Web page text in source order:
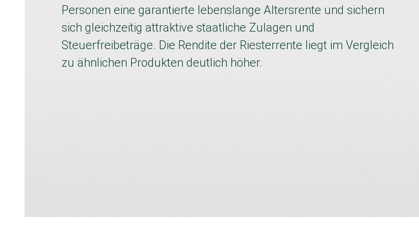
Personen eine garantierte lebenslange Altersrente und sichern
sich gleichzeitig attraktive staatliche Zulagen und
Steuerfreibeträge. Die Rendite der Riesterrente liegt im Vergleich
zu ähnlichen Produkten deutlich höher.